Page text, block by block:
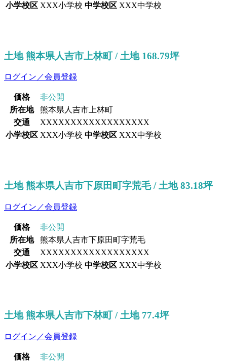
小学校区 XXX小学校 中学校区 XXX中学校
土地 熊本県人吉市上林町 / 土地 168.79坪
ログイン／会員登録
価格
非公開
所在地
熊本県人吉市上林町
交通
XXXXXXXXXXXXXXXXXX
小学校区 XXX小学校 中学校区 XXX中学校
土地 熊本県人吉市下原田町字荒毛 / 土地 83.18坪
ログイン／会員登録
価格
非公開
所在地
熊本県人吉市下原田町字荒毛
交通
XXXXXXXXXXXXXXXXXX
小学校区 XXX小学校 中学校区 XXX中学校
土地 熊本県人吉市下林町 / 土地 77.4坪
ログイン／会員登録
価格 非公開